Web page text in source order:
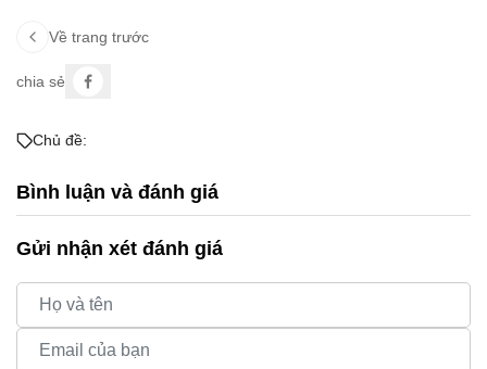
Về trang trước
chia sẻ
Chủ đề:
Bình luận và đánh giá
Gửi nhận xét đánh giá